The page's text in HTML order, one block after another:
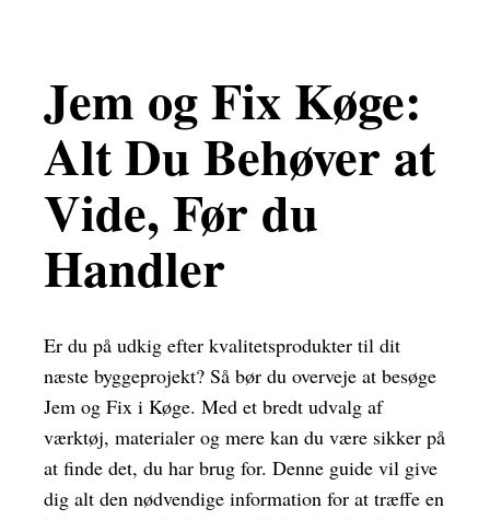
Jem og Fix Køge:
Alt Du Behøver at
Vide, Før du
Handler
Er du på udkig efter kvalitetsprodukter til dit
næste byggeprojekt? Så bør du overveje at besøge
Jem og Fix i Køge. Med et bredt udvalg af
værktøj, materialer og mere kan du være sikker på
at finde det, du har brug for. Denne guide vil give
dig alt den nødvendige information for at træffe en